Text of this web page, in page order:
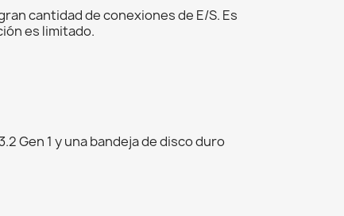
cantidad de conexiones de E/S. Es
es limitado.
Gen 1 y una bandeja de disco duro